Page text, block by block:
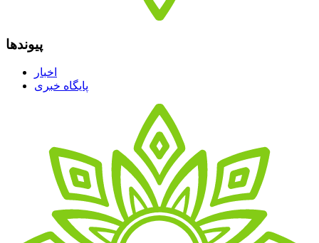
پیوندها
اخبار
پایگاه خبری